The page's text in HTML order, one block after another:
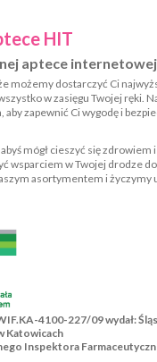
HIT
aptece
możemy dostarczyć Ci
w zasięgu Twojej ręki.
aby zapewnić Ci wygodę i
mógł cieszyć się zdrowiem
wsparciem w Twojej drodze
asortymentem i życzymy
4100-227/09 wydał:
Katowicach
Inspektora